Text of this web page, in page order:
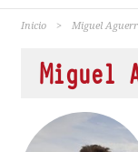
Inicio > Miguel
Miguel